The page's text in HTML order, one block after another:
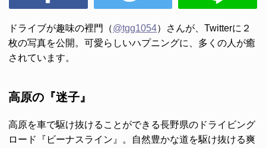
ドライブが趣味の裡門（@tgg1054）さんが、Twitterに２
枚の写真を公開。可愛らしいハプニングに、多くの人が癒
されています。
高原の『迷子』
高原を車で駆け抜けることができる長野県のドライビング
ロード『ビーナスライン』。自然豊かな道を駆け抜ける爽